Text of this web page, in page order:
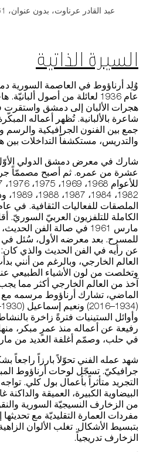
عبد القادر عرناوت، بدون عنوان، 1961.
السيرة الذاتية
وُلِد أرناؤوط في العاصمة
عام 1936 لعائلة من أصول
هجرات الألبان إلى دمشق واستقرت
شاعرة بالألبانية. تُظهر أعماله
جمع بين الفنون الجرافيكية والرسم
والتدريس، مستكشفاً التداخلات بين
عشرة من عمره. ثم أصبح مصممّاً
الكاملة للتلفزيون العربيّ
مارس 1961 في صالة الفن
للمسرح. بعد معرضه الأول، سُئل في
عن رأيه في الفن الحديث والذي
العالم الخارجي، وبالرغم من أنني
وتخلصت من لون الأشياء الطبيعي
آخذ من العالم الخارجي أكثر مما
الماضي، تشارك أرناؤوط مرسمه
وأوائل الستينيات فترةً زاخرة
رفيعة عن أعماله منذ عمرٍ مبكر،
في حلب، وصمّم أغلفة العديد من
شهد عمله الفني تحوّلاً بارزاً
جرافيكيّ. تسجّل لوحات أرناؤوط
التجريد متأثراً بأعمال بول كلي.
البيضاوية الكبيرة، العميقة
من الزخارف النسيجيّة السورية
مفردات العمارة التقليديّة مع
بتبسيط الأشكال. تغلب الألوان
الزخارف تدريجياً.